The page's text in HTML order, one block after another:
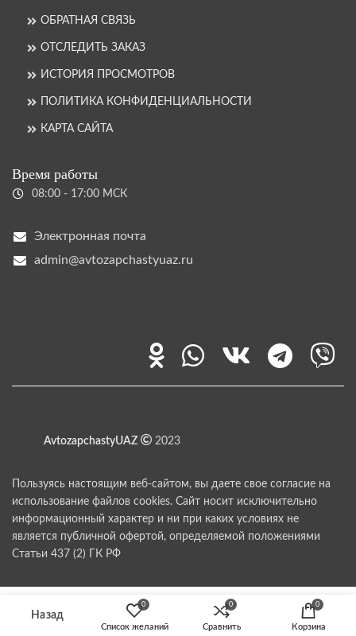
ОБРАТНАЯ СВЯЗЬ
ОТСЛЕДИТЬ ЗАКАЗ
ИСТОРИЯ ПРОСМОТРОВ
ПОЛИТИКА КОНФИДЕНЦИАЛЬНОСТИ
КАРТА САЙТА
Время работы
08:00 - 17:00 МСК
Электронная почта
admin@avtozapchastyuaz.ru
AvtozapchastyUAZ 2023
Пользуясь настоящим веб-сайтом, вы даете свое согласие на
использование файлов cookies. Сайт носит исключительно
информационный характер и ни при каких условиях не
является публичной офертой, определяемой положениями
Статьи 437 (2) ГК РФ
0
Список желаний
0
Сравнить
0
Корзина